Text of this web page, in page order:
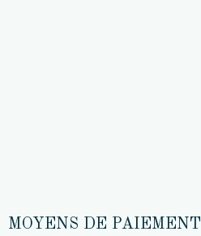
MOYENS DE PAIEMENT